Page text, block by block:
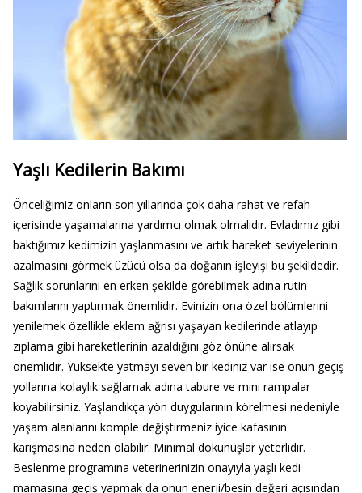
Yaşlı Kedilerin Bakımı
Önceliğimiz onların son yıllarında çok daha rahat ve refah
içerisinde yaşamalarına yardımcı olmak olmalıdır. Evladımız gibi
baktığımız kedimizin yaşlanmasını ve artık hareket seviyelerinin
azalmasını görmek üzücü olsa da doğanın işleyişi bu şekildedir.
Sağlık sorunlarını en erken şekilde görebilmek adına rutin
bakımlarını yaptırmak önemlidir. Evinizin ona özel bölümlerini
yenilemek özellikle eklem ağrısı yaşayan kedilerinde atlayıp
zıplama gibi hareketlerinin azaldığını göz önüne alırsak
önemlidir. Yüksekte yatmayı seven bir kediniz var ise onun geçiş
yollarına kolaylık sağlamak adına tabure ve mini rampalar
koyabilirsiniz. Yaşlandıkça yön duygularının körelmesi nedeniyle
yaşam alanlarını komple değiştirmeniz iyice kafasının
karışmasına neden olabilir. Minimal dokunuşlar yeterlidir.
Beslenme programına veterinerinizin onayıyla yaşlı kedi
mamasına geçiş yapmak da onun enerji/besin değeri açısından